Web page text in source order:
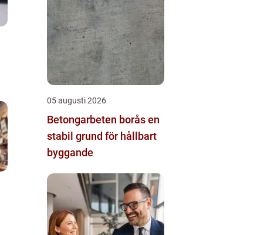
05 augusti 2026
Betongarbeten borås en
stabil grund för hållbart
byggande